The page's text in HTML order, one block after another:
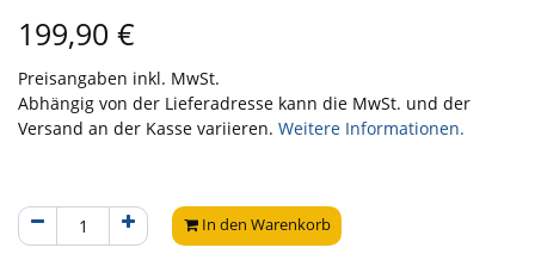
199,90 €
Preisangaben inkl. MwSt.
Abhängig von der Lieferadresse kann die MwSt. und der
Versand an der Kasse variieren. Weitere Informationen.
In den Warenkorb